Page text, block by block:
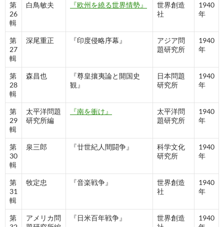
第
26
輯
白鳥敏夫 『欧州を繞る世界情勢』
世界創造
社
1940
年
第
27
輯
深尾重正 『印度侵略序幕』
アジア問
題研究所
1940
年
第
28
輯
森昌也
『尊皇攘夷論と開国史
観』
日本問題
研究所
1940
年
第
29
輯
太平洋問題
研究所編
『南を衝け』
太平洋問
題研究所
1940
年
第
30
輯
泉三郎 『廿世紀人間闘争』
科学文化
研究所
1940
年
第
31
輯
牧定忠 『音楽戦争』
世界創造
社
1940
年
第
アメリカ問
『日米百年戦争』
世界創造
1940